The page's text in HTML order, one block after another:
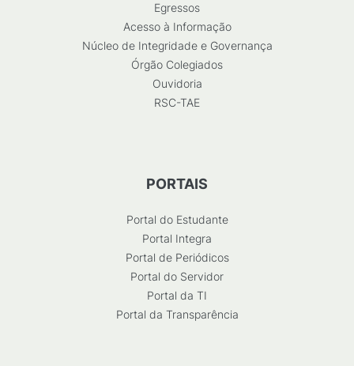
Egressos
Acesso à Informação
Núcleo de Integridade e Governança
Órgão Colegiados
Ouvidoria
RSC-TAE
PORTAIS
Portal do Estudante
Portal Integra
Portal de Periódicos
Portal do Servidor
Portal da TI
Portal da Transparência